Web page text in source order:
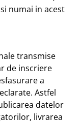
numai in acest
transmise
de inscriere
a
Astfel
datelor
livrarea